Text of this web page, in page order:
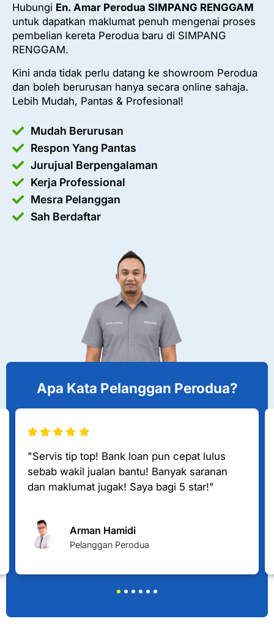
Hubungi En. Amar Perodua SIMPANG RENGGAM
untuk dapatkan maklumat penuh mengenai proses
pembelian kereta Perodua baru di SIMPANG
RENGGAM.
Kini anda tidak perlu datang ke showroom Perodua
dan boleh berurusan hanya secara online sahaja.
Lebih Mudah, Pantas & Profesional!
Mudah Berurusan
Respon Yang Pantas
Jurujual Berpengalaman
Kerja Professional
Mesra Pelanggan
Sah Berdaftar
Apa Kata Pelanggan Perodua?
"Servis tip top! Bank loan pun cepat lulus
sebab wakil jualan bantu! Banyak saranan
dan maklumat jugak! Saya bagi 5 star!"
Arman Hamidi
Pelanggan Perodua